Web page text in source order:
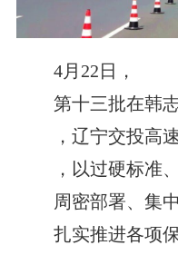
4月22日，
第十三批在韩
，辽宁交投高
，以过硬标准
周密部署、集
扎实推进各项